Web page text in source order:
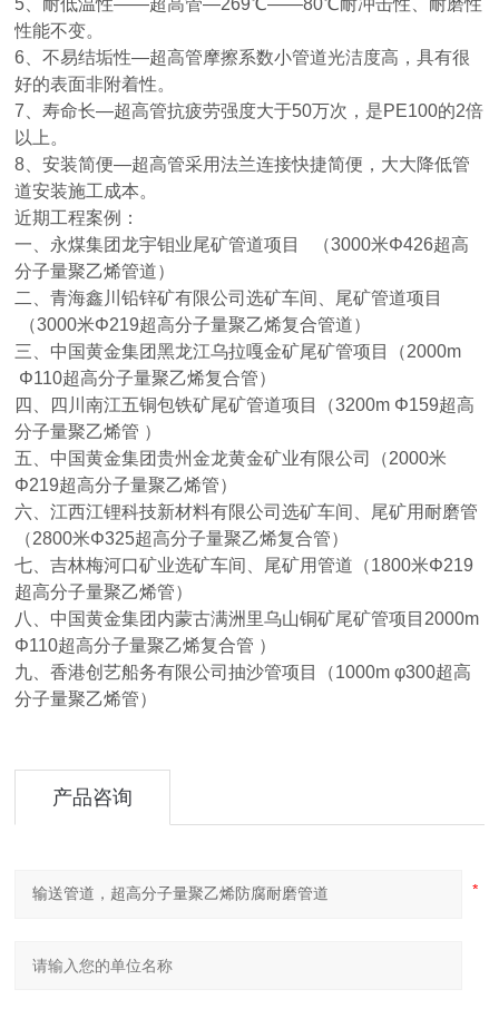
5、耐低温性——超高管—269℃——80℃耐冲击性、耐磨性
性能不变。
6、不易结垢性—超高管摩擦系数小管道光洁度高，具有很
好的表面非附着性。
7、寿命长—超高管抗疲劳强度大于50万次，是PE100的2倍
以上。
8、安装简便—超高管采用法兰连接快捷简便，大大降低管
道安装施工成本。
近期工程案例：
一、永煤集团龙宇钼业尾矿管道项目 （3000米Φ426超高
分子量聚乙烯管道）
二、青海鑫川铅锌矿有限公司选矿车间、尾矿管道项目
（3000米Φ219超高分子量聚乙烯复合管道）
三、中国黄金集团黑龙江乌拉嘎金矿尾矿管项目（2000m
Φ110超高分子量聚乙烯复合管）
四、四川南江五铜包铁矿尾矿管道项目（3200m Φ159超高
分子量聚乙烯管 ）
五、中国黄金集团贵州金龙黄金矿业有限公司（2000米
Φ219超高分子量聚乙烯管）
六、江西江锂科技新材料有限公司选矿车间、尾矿用耐磨管
（2800米Φ325超高分子量聚乙烯复合管）
七、吉林梅河口矿业选矿车间、尾矿用管道（1800米Φ219
超高分子量聚乙烯管）
八、中国黄金集团内蒙古满洲里乌山铜矿尾矿管项目2000m
Φ110超高分子量聚乙烯复合管 ）
九、香港创艺船务有限公司抽沙管项目（1000m φ300超高
分子量聚乙烯管）
产品咨询